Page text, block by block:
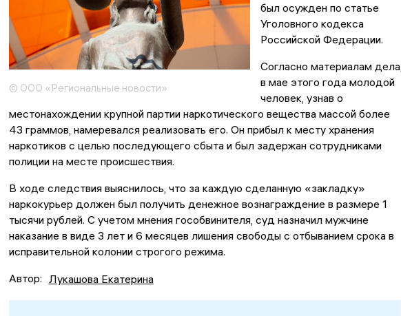
© ООО «Региональные новости»
был осужден по статье
Уголовного кодекса
Российской Федерации.
Согласно материалам дела,
в мае этого года молодой
человек, узнав о
местонахождении крупной партии наркотического вещества массой более
43 граммов, намеревался реализовать его. Он прибыл к месту хранения
наркотиков с целью последующего сбыта и был задержан сотрудниками
полиции на месте происшествия.
В ходе следствия выяснилось, что за каждую сделанную «закладку»
наркокурьер должен был получить денежное вознаграждение в размере 1
тысячи рублей. С учетом мнения гособвинителя, суд назначил мужчине
наказание в виде 3 лет и 6 месяцев лишения свободы с отбыванием срока в
исправительной колонии строгого режима.
Автор: Лукашова Екатерина